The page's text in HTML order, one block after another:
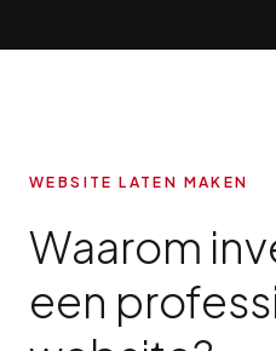
WEBSITE LATEN MAKEN
Waarom
een